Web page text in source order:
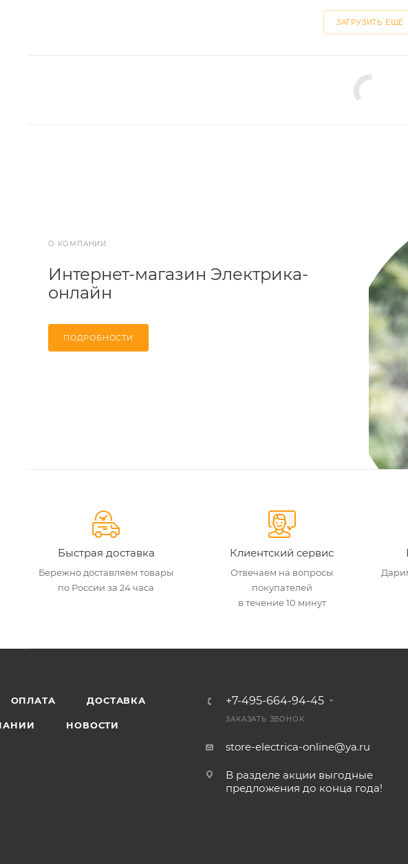
ЗАГРУЗИТЬ ЕЩЕ
О КОМПАНИИ
Интернет-магазин Электрика-
онлайн
ПОДРОБНОСТИ
Быстрая доставка
Бережно доставляем товары
по России за 24 часа
Клиентский сервис
Отвечаем на вопросы
покупателей
в течение 10 минут
ОПЛАТА ДОСТАВКА
НОВОСТИ
+7-495-664-94-45
ЗАКАЗАТЬ ЗВОНОК
store-electrica-online@ya.ru
В разделе акции выгодные
предложения до конца года!